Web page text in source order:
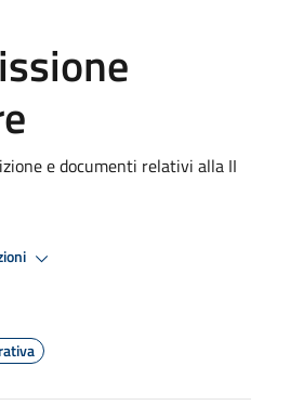
e documenti relativi alla II